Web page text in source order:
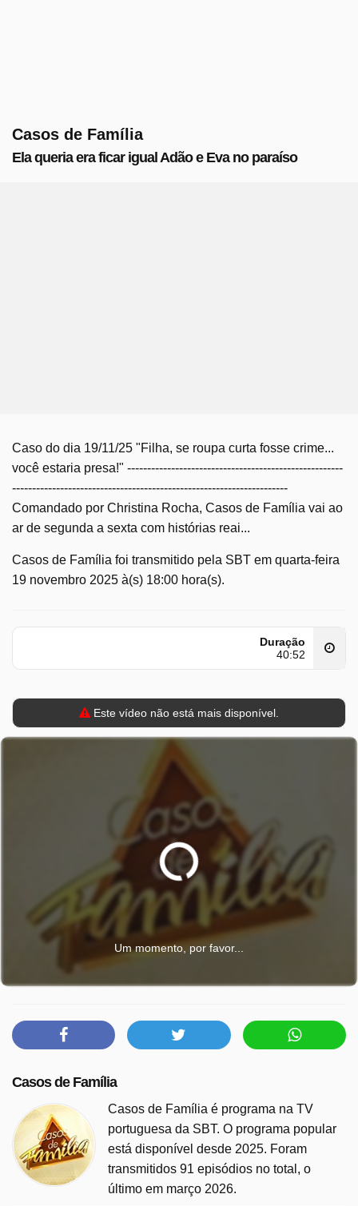
Casos de Família
Ela queria era ficar igual Adão e Eva no paraíso
Caso do dia 19/11/25 "Filha, se roupa curta fosse crime...
você estaria presa!" ------------------------------------------------------
---------------------------------------------------------------------
Comandado por Christina Rocha, Casos de Família vai ao
ar de segunda a sexta com histórias reai...
Casos de Família foi transmitido pela SBT em quarta-feira
19 novembro 2025 à(s) 18:00 hora(s).
Duração
40:52
Este vídeo não está mais disponível.
Um momento, por favor...
Casos de Família
Casos de Família é programa na TV
portuguesa da SBT. O programa popular
está disponível desde 2025. Foram
transmitidos 91 episódios no total, o
último em março 2026.